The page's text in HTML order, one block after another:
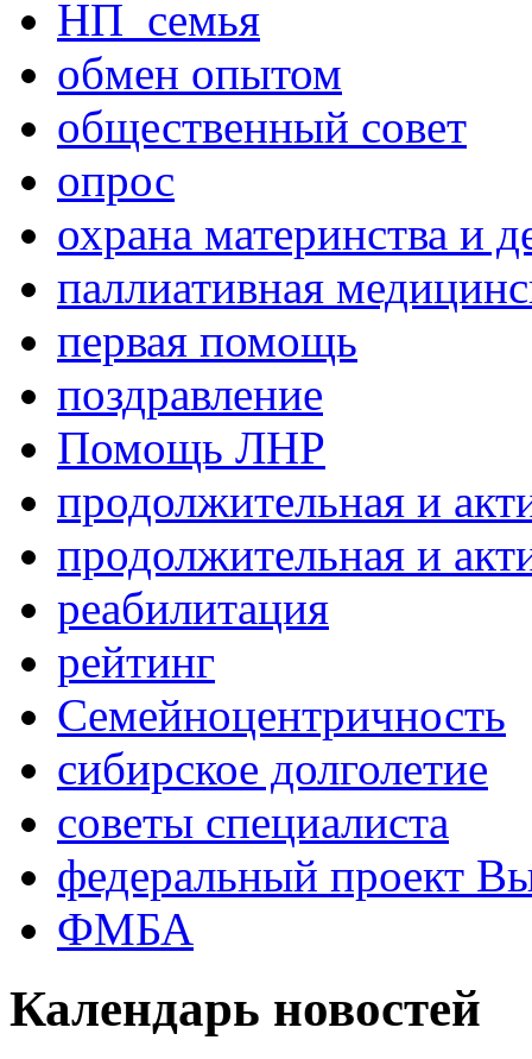
НП_семья
обмен опытом
общественный совет
опрос
охрана материнства и
паллиативная
первая помощь
поздравление
Помощь ЛНР
продолжительная и
продолжительная и
реабилитация
рейтинг
Семейноцентричность
сибирское долголетие
советы специалиста
федеральный проект
ФМБА
Календарь новостей